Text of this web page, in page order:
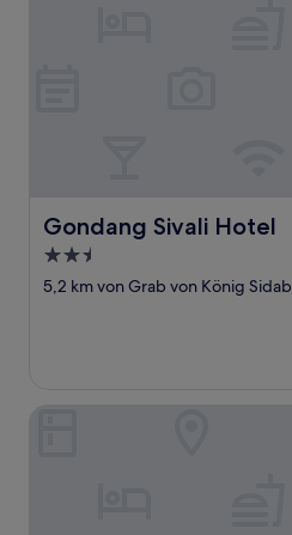
Gondang Sivali Hotel
Gondang Sivali Hotel
2.5-
Sterne-
5,2 km von Grab von König